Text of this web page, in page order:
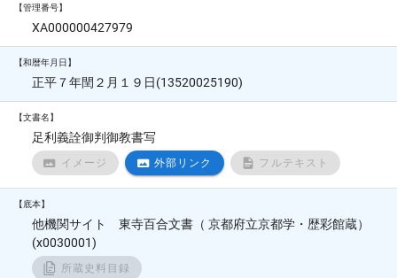
【管理番号】
XA000000427979
【和暦年月日】
正平７年閏２月１９日(13520025190)
【文書名】
足利義詮御判御教書写
イメージ 外部リンク フルテキスト
【底本】
他機関サイト 東寺百合文書（ 京都府立京都学・歴彩館蔵）
(x0030001)
所蔵史料目録